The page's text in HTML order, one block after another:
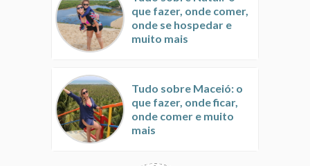
que fazer, onde comer,
onde se hospedar e
muito mais
Tudo sobre Maceió: o
que fazer, onde ficar,
onde comer e muito
mais